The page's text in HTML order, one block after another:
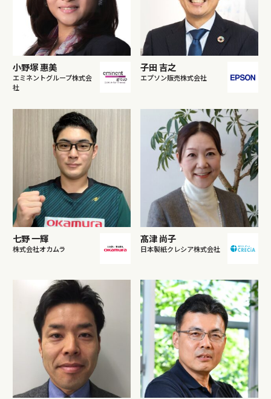
小野塚 惠美
エミネントグループ株式会
社
子田 吉之
エプソン販売株式会社
七野 一輝
株式会社オカムラ
髙津 尚子
日本製紙クレシア株式会社